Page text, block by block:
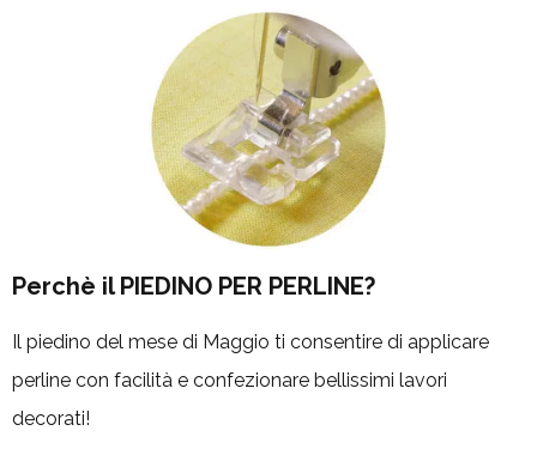
Perchè il PIEDINO PER PERLINE?
Il piedino del mese di Maggio ti consentire di applicare
perline con facilità e confezionare bellissimi lavori
decorati!